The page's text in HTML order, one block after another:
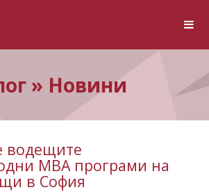
» Новини
водещите
МВА програми на
в София